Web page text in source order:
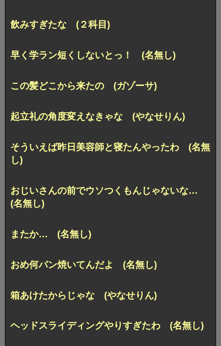
飲みすぎたな (２科目)
早く学ラン短くしないとっ！ (名無し)
この髪どこから来たの (ガゾーサ)
起立礼の角度変えなきゃな (やなせりん)
そういえば昨日美容師と寝たんやったわ (名無
し)
おじいさんの前でウソつくもんじゃないな…
(名無し)
またか… (名無し)
おめ何パン焼いてんだよ (名無し)
箱あけたからじゃな (やなせりん)
ヘッドスライディングやりすぎたわ (名無し)